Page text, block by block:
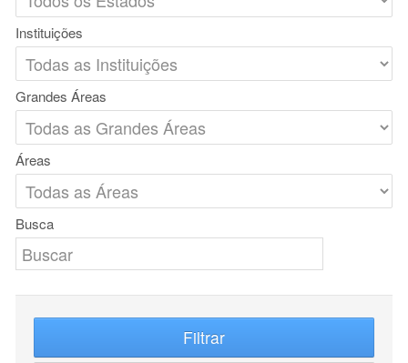
Instituições
Grandes Áreas
Áreas
Busca
Filtrar